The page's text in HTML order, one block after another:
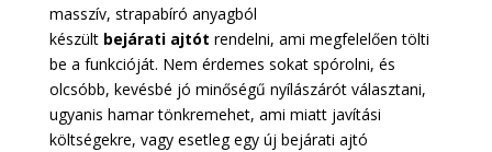
masszív, strapabíró anyagból
készült bejárati ajtót rendelni, ami megfelelően tölti
be a funkcióját. Nem érdemes sokat spórolni, és
olcsóbb, kevésbé jó minőségű nyílászárót választani,
ugyanis hamar tönkremehet, ami miatt javítási
költségekre, vagy esetleg egy új bejárati ajtó